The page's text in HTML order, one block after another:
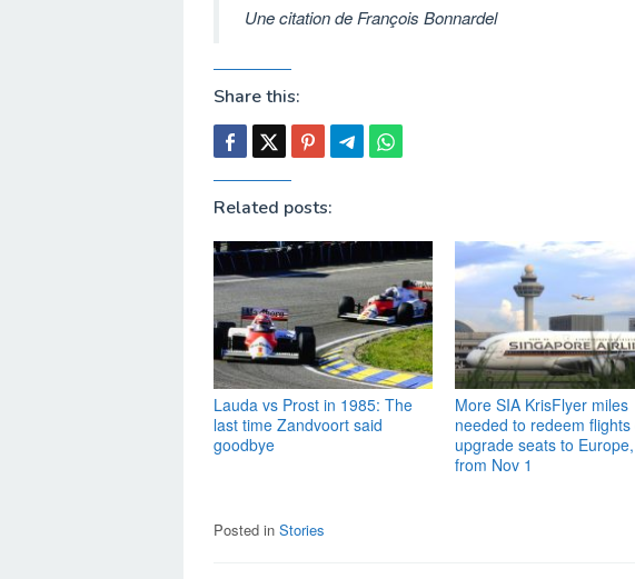
Une citation de François Bonnardel
Share this:
Related posts:
Lauda vs Prost in 1985: The
last time Zandvoort said
goodbye
More SIA KrisFlyer miles
needed to redeem flights
upgrade seats to
from Nov 1
Posted in Stories